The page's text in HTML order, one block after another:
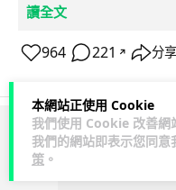
本網站正使用 Cookie
我們使用 Cookie 改善網
我們的網站即表示您同意
策 。
讀全文
964 221 ↗ 分享
ADVERTISEMENT